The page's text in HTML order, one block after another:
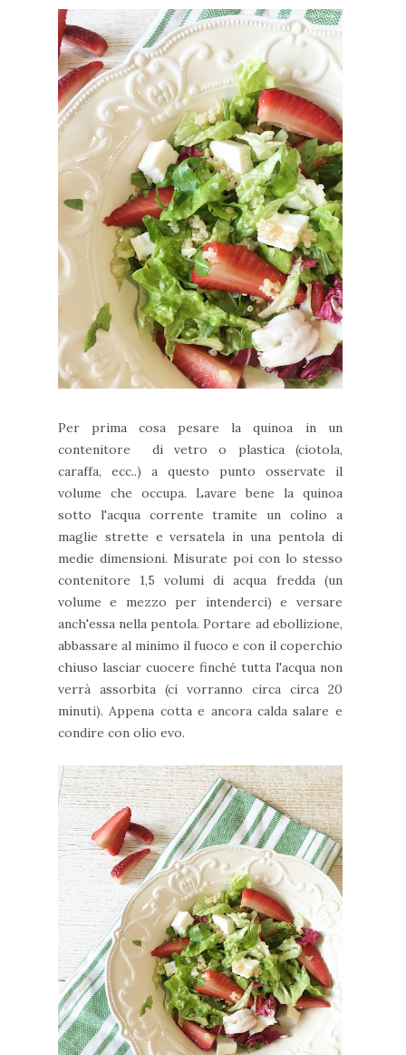
Per prima cosa pesare la quinoa in un
contenitore di vetro o plastica (ciotola,
caraffa, ecc..) a questo punto osservate il
volume che occupa. Lavare bene la quinoa
sotto l'acqua corrente tramite un colino a
maglie strette e versatela in una pentola di
medie dimensioni. Misurate poi con lo stesso
contenitore 1,5 volumi di acqua fredda (un
volume e mezzo per intenderci) e versare
anch'essa nella pentola. Portare ad ebollizione,
abbassare al minimo il fuoco e con il coperchio
chiuso lasciar cuocere finché tutta l'acqua non
verrà assorbita (ci vorranno circa circa 20
minuti). Appena cotta e ancora calda salare e
condire con olio evo.